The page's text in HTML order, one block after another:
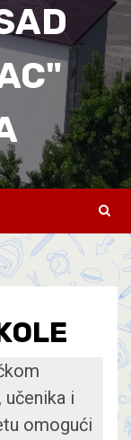
učenika i
omogući